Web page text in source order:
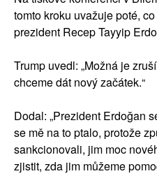
tomto kroku uvažuje poté,
prezident Recep Tayyip
Trump uvedl: „Možná je
chceme dát nový začátek.“
Dodal: „Prezident Erdoğan
se mě na to ptalo, protože
sankcionovali, jim moc
zjistit, zda jim můžeme